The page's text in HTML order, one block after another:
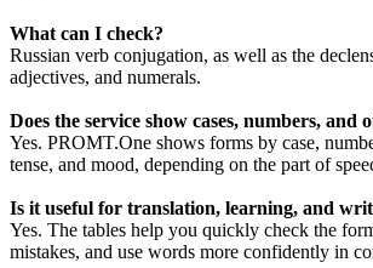
What can I check?
Russian verb conjugation, as well as the
adjectives, and numerals.
Does the service show cases, numbers, and
Yes. PROMT.One shows forms by case,
tense, and mood, depending on the part of
Is it useful for translation, learning, and
Yes. The tables help you quickly check the
mistakes, and use words more confidently in